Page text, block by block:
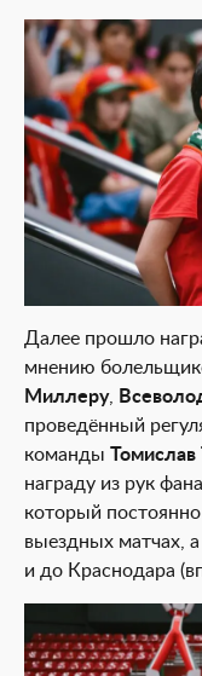
Далее прошло
мнению
Миллеру,
проведённый
команды Томислав
награду из рук
который
выездных матчах,
и до Краснодара